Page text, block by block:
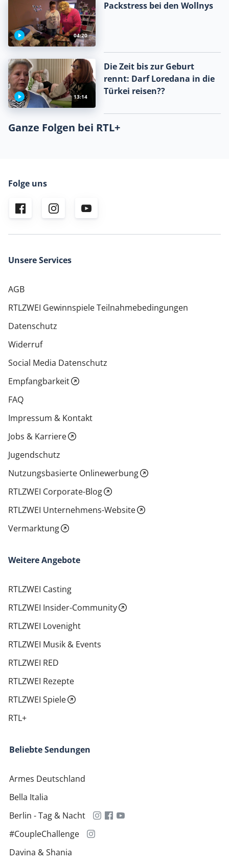
04:20
Packstress bei den Wollnys
13:14
Die Zeit bis zur Geburt
rennt: Darf Loredana in die
Türkei reisen??
Ganze Folgen bei RTL+
Folge uns
Unsere Services
AGB
RTLZWEI Gewinnspiele Teilnahmebedingungen
Datenschutz
Widerruf
Social Media Datenschutz
Empfangbarkeit
FAQ
Impressum & Kontakt
Jobs & Karriere
Jugendschutz
Nutzungsbasierte Onlinewerbung
RTLZWEI Corporate-Blog
RTLZWEI Unternehmens-Website
Vermarktung
Weitere Angebote
RTLZWEI Casting
RTLZWEI Insider-Community
RTLZWEI Lovenight
RTLZWEI Musik & Events
RTLZWEI RED
RTLZWEI Rezepte
RTLZWEI Spiele
RTL+
Beliebte Sendungen
Armes Deutschland
Bella Italia
Berlin - Tag & Nacht
#CoupleChallenge
Davina & Shania